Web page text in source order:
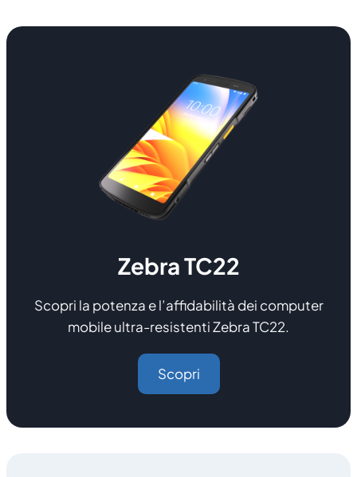
Zebra TC22
Scopri la potenza e l’affidabilità dei computer
mobile ultra-resistenti Zebra TC22.
Scopri